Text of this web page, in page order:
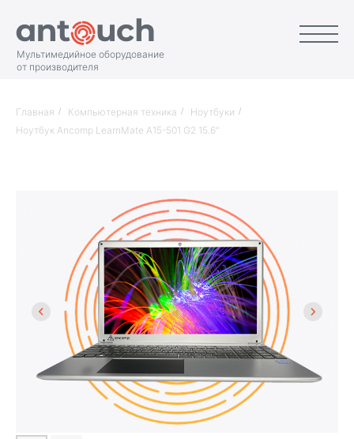
Мультимедийное оборудование
от производителя
Главная / Компьютерная техника / Ноутбуки /
Ноутбук Ancomp LearnMate A15-501 G2 15.6"